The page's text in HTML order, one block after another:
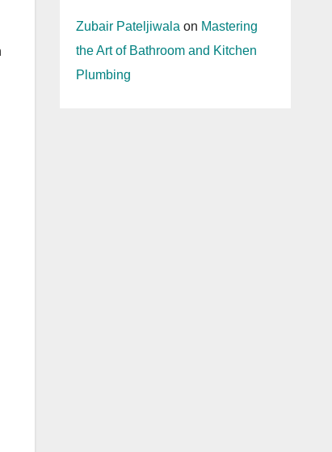
Zubair Pateljiwala on Mastering
the Art of Bathroom and Kitchen
Plumbing